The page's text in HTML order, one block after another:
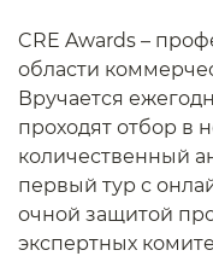
CRE Awards –
области
Вручается
проходят отбор в
количественный
первый тур с
очной защитой
экспертных